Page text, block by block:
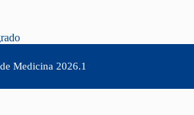
Medicina 2026.1